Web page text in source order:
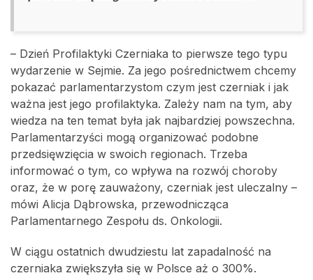
– Dzień Profilaktyki Czerniaka to pierwsze tego typu
wydarzenie w Sejmie. Za jego pośrednictwem chcemy
pokazać parlamentarzystom czym jest czerniak i jak
ważna jest jego profilaktyka. Zależy nam na tym, aby
wiedza na ten temat była jak najbardziej powszechna.
Parlamentarzyści mogą organizować podobne
przedsięwzięcia w swoich regionach. Trzeba
informować o tym, co wpływa na rozwój choroby
oraz, że w porę zauważony, czerniak jest uleczalny –
mówi Alicja Dąbrowska, przewodnicząca
Parlamentarnego Zespołu ds. Onkologii.
W ciągu ostatnich dwudziestu lat zapadalność na
czerniaka zwiększyła się w Polsce aż o 300%.